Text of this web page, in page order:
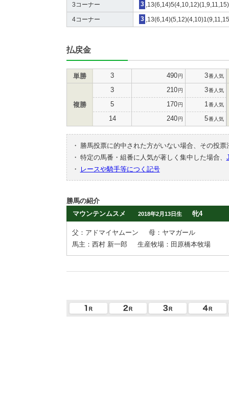
3コーナー 3
4コーナー 3
払戻金
単勝 3 490円 3番人気
複勝
3 210円 3番人気
5 170円 1 番人気
14 240円 5番人気
・
勝馬投票に的中された方がいない場合、その投
・ 特定の馬番・組番に人気が著しく集中した場合、
・
レースや騎手等につく記号
勝馬の紹介
マウンテンムスメ
2018年2月13日生 牝4
父：アドマイヤムーン
母：ヤマガール
馬主：西村 新一郎
生産牧場：田原橋本牧場